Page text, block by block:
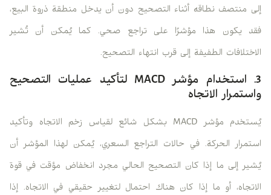
إلى منتصف نطاقه أثناء التصحيح دون أن يدخل منطقة ذروة البيع،
فقد يكون هذا مؤشرًا على تراجع صحي. كما يُمكن أن تُشير
الاختلافات الطفيفة إلى قرب انتهاء التصحيح.
3. استخدام مؤشر MACD لتأكيد عمليات التصحيح
واستمرار الاتجاه
يُستخدم مؤشر MACD بشكل شائع لقياس زخم الاتجاه وتأكيد
استمرار الحركة. في حالات التراجع السعري، يُمكن لهذا المؤشر أن
يُشير إلى ما إذا كان التصحيح الحالي مجرد انخفاض مؤقت في قوة
الاتجاه، أو ما إذا كان هناك احتمال لتغيير حقيقي في الاتجاه. إذا